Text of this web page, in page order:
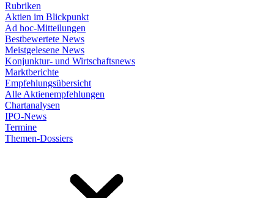
Rubriken
Aktien im Blickpunkt
Ad hoc-Mitteilungen
Bestbewertete News
Meistgelesene News
Konjunktur- und Wirtschaftsnews
Marktberichte
Empfehlungsübersicht
Alle Aktienempfehlungen
Chartanalysen
IPO-News
Termine
Themen-Dossiers